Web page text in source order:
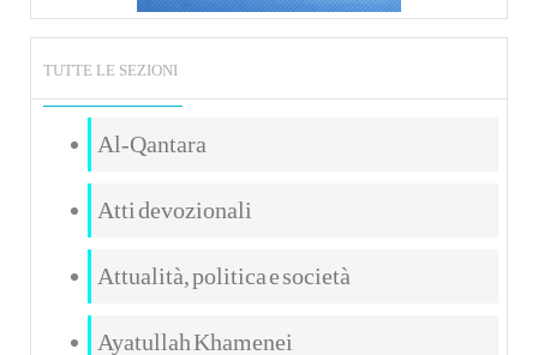
TUTTE LE SEZIONI
Al-Qantara
Atti devozionali
Attualità, politica e società
Ayatullah Khamenei